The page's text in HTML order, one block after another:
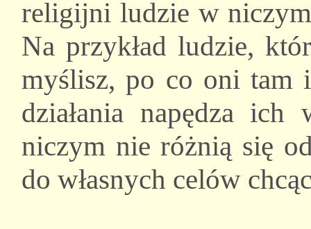
religijni ludzie w
Na przykład ludzie,
myślisz, po co oni tam
działania napędza
niczym nie różnią się
do własnych celów